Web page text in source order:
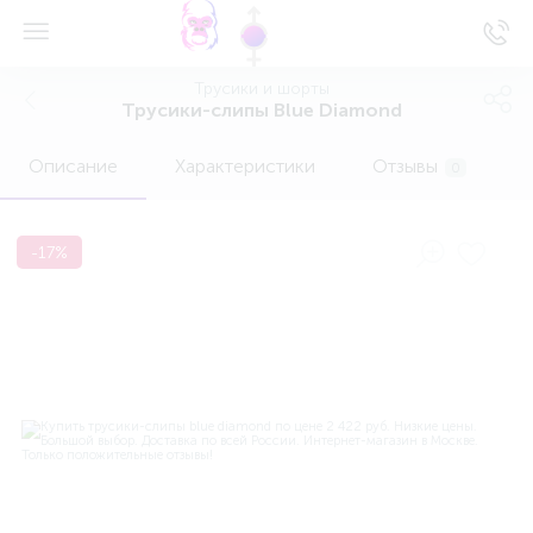
Трусики-слипы Blue Diamond
Описание Характеристики Отзывы
-17%